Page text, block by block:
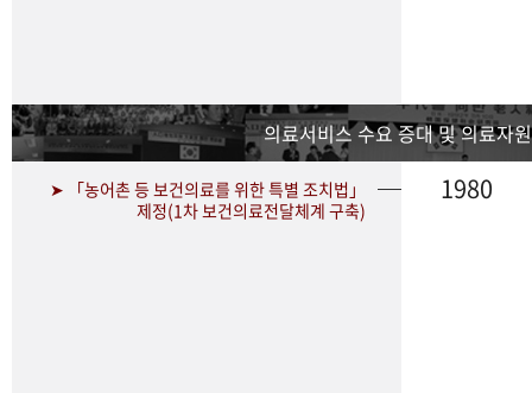
의료서비스 수요 증대 및 의료자
➤ 「농어촌 등 보건의료를 위한 특별 조치법」
제정(1차 보건의료전달체계 구축)
1980